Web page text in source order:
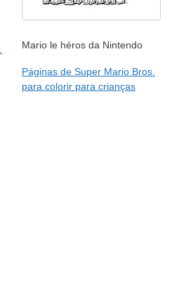
Mario le héros da Nintendo
Páginas de Super Mario Bros.
para colorir para crianças